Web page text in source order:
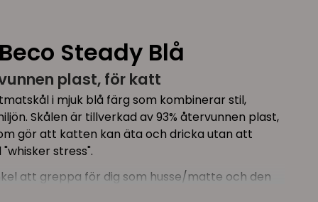
Steady Blå
plast, för katt
i mjuk blå färg som kombinerar stil,
Skålen är tillverkad av 93% återvunnen plast,
gör att katten kan äta och dricka utan att
stress".
att greppa för dig som husse/matte och den
står stadigt även under ivriga måltider. Rengörs